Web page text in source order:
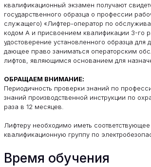
квалификационный экзамен получают
государственного образца о профессии
служащего) «Лифтер-оператор по
кодом А и присвоением квалификации 3-го
удостоверение установленного образца для
дающее право заниматься операторским
лифтов, являющимся основанием для
ОБРАЩАЕМ ВНИМАНИЕ:
Периодичность проверки знаний по
знаний производственной инструкции по
раза в 12 месяцев.
Лифтеру необходимо иметь
квалификационную группу по
Время обучения